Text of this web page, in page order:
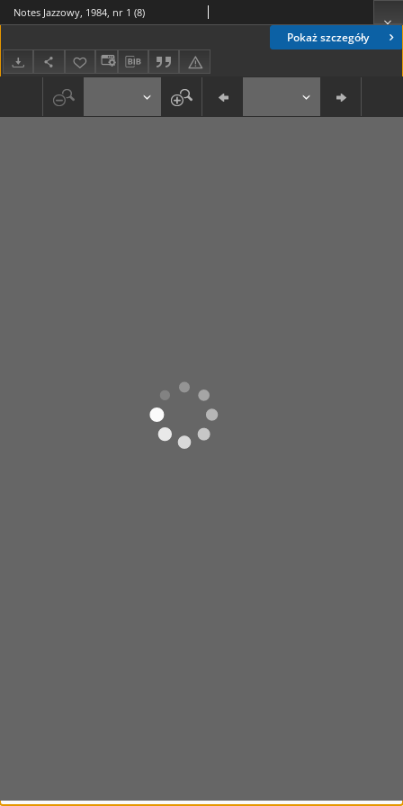
Pokaż szczegóły
Notes Jazzowy, 1984, nr 1 (8)